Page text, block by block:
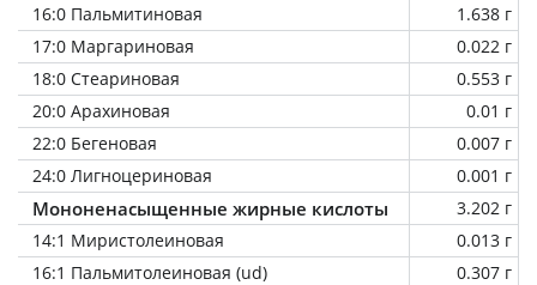
16:0 Пальмитиновая
1.638 г
17:0 Маргариновая
0.022 г
18:0 Стеариновая
0.553 г
20:0 Арахиновая
0.01 г
22:0 Бегеновая
0.007 г
24:0 Лигноцериновая
0.001 г
Мононенасыщенные жирные кислоты
3.202 г
14:1 Миристолеиновая
0.013 г
16:1 Пальмитолеиновая (ud)
0.307 г